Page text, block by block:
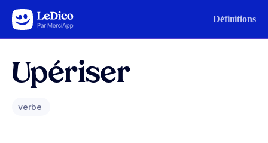
Aller au contenu Définitions
Upériser
verbe